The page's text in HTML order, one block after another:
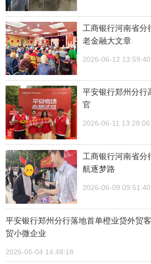
工商银行河南省分
老金融大文章
2026-06-12 13:59:40
平安银行郑州分行
官
2026-06-11 13:28:06
工商银行河南省分
航逐梦路
2026-06-09 09:51:40
平安银行郑州分行落地首单橙业贷外贸
贸小微企业
2026-06-04 14:48:18